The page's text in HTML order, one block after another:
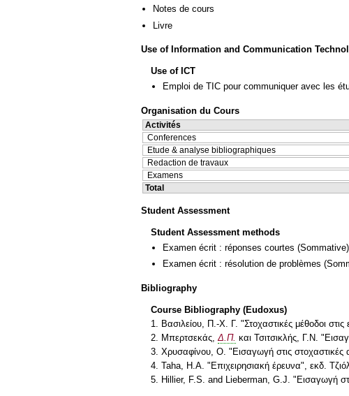
Notes de cours
Livre
Use of Information and Communication
Use of ICT
Emploi de TIC pour communiquer avec les
Organisation du Cours
Activités
Conferences
Etude & analyse bibliographiques
Redaction de travaux
Examens
Total
Student Assessment
Student Assessment methods
Examen écrit : réponses courtes (Sommative)
Examen écrit : résolution de problèmes
Bibliography
Course Bibliography (Eudoxus)
1. Βασιλείου, Π.-Χ. Γ. "Στοχαστικές μέθοδοι
2. Μπερτσεκάς, Δ.Π. και Τσιτσικλής, Γ.Ν.
3. Χρυσαφίνου, Ο. "Εισαγωγή στις στοχαστικές
4. Taha, H.A. "Επιχειρησιακή έρευνα", εκδ.
5. Hillier, F.S. and Lieberman, G.J. "Εισαγωγή